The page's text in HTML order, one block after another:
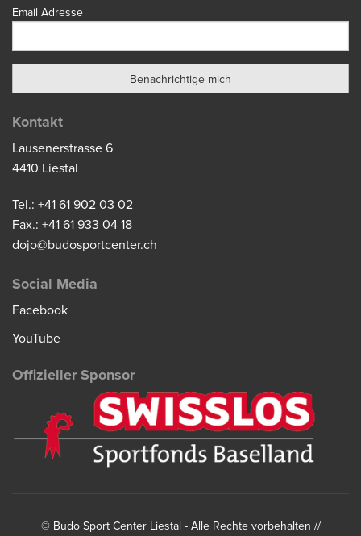
Email Adresse
Kontakt
Lausenerstrasse 6
4410 Liestal
Tel.: +41 61 902 03 02
Fax.: +41 61 933 04 18
dojo@budosportcenter.ch
Social Media
Facebook
YouTube
Offizieller Sponsor
© Budo Sport Center Liestal - Alle Rechte vorbehalten //